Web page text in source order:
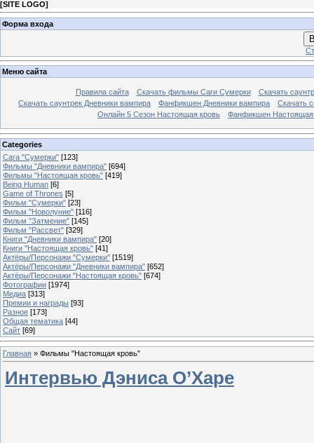
[SITE LOGO]
Форма входа
Меню сайта
Правила сайта Скачать фильмы Саги Сумерки
Скачать
Скачать саунтрек Дневники вампира
Фанфикшен Дневники вампира
Скачать
Онлайн 5 Сезон Настоящая кровь
Фанфикшен Настоящая
Categories
Сага "Сумерки" [123]
Фильмы "Дневники вампира" [694]
Фильмы "Настоящая кровь" [419]
Being Human [6]
Game of Thrones [5]
Фильм "Сумерки" [23]
Фильм "Новолуние" [116]
Фильм "Затмение" [145]
Фильм "Рассвет" [329]
Книги "Дневники вампира" [20]
Книги "Настоящая кровь" [41]
Актёры/Персонажи "Сумерки" [1519]
Актёры/Персонажи "Дневники вампира" [652]
Актёры/Персонажи "Настоящая кровь" [674]
Фотографии [1974]
Медиа [313]
Премии и награды [93]
Разное [173]
Общая тематика [44]
Сайт [69]
Главная » Фильмы "Настоящая кровь"
Интервью Дэниса О’Харе